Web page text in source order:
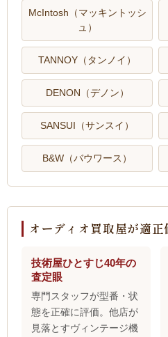
McIntosh（マッキントッシ
ュ）
TANNOY（タンノイ）
DENON（デノン）
SANSUI（サンスイ）
B&W（バウワース）
オーディオ買取屋が適
技術屋ひとすじ40年の
査定眼
専門スタッフが型番・状
態を正確に評価。他店が
見落とすヴィンテージ機